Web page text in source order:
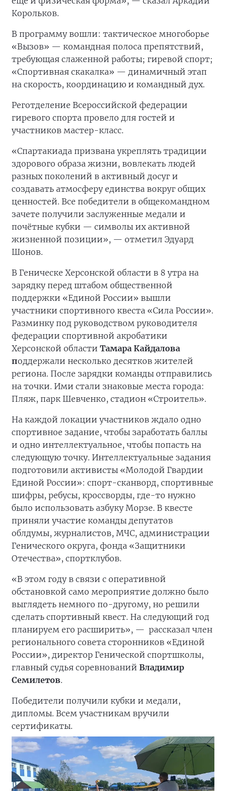
Корольков.
В программу вошли: тактическое многоборье
«Вызов» — командная полоса препятствий,
требующая слаженной работы; гиревой спорт;
«Спортивная скакалка» — динамичный этап
на скорость, координацию и командный дух.
Реготделение Всероссийской федерации
гиревого спорта провело для гостей и
участников мастер-класс.
«Спартакиада призвана укреплять традиции
здорового образа жизни, вовлекать людей
разных поколений в активный досуг и
создавать атмосферу единства вокруг общих
ценностей. Все победители в общекомандном
зачете получили заслуженные медали и
почётные кубки — символы их активной
жизненной позиции», — отметил Эдуард
Шонов.
В Геническе Херсонской области в 8 утра на
зарядку перед штабом общественной
поддержки «Единой России» вышли
участники спортивного квеста «Сила России».
Разминку под руководством руководителя
федерации спортивной акробатики
Херсонской области Тамара Кайдалова
поддержали несколько десятков жителей
региона. После зарядки команды отправились
на точки. Ими стали знаковые места города:
Пляж, парк Шевченко, стадион «Строитель».
На каждой локации участников ждало одно
спортивное задание, чтобы заработать баллы
и одно интеллектуальное, чтобы попасть на
следующую точку. Интеллектуальные задания
подготовили активисты «Молодой Гвардии
Единой России»: спорт-сканворд, спортивные
шифры, ребусы, кроссворды, где-то нужно
было использовать азбуку Морзе. В квесте
приняли участие команды депутатов
облдумы, журналистов, МЧС, администрации
Генического округа, фонда «Защитники
Отечества», спортклубов.
«В этом году в связи с оперативной
обстановкой само мероприятие должно было
выглядеть немного по-другому, но решили
сделать спортивный квест. На следующий год
планируем его расширить», — рассказал член
регионального совета сторонников «Единой
России», директор Генической спортшколы,
главный судья соревнований Владимир
Семилетов.
Победители получили кубки и медали,
дипломы. Всем участникам вручили
сертификаты.